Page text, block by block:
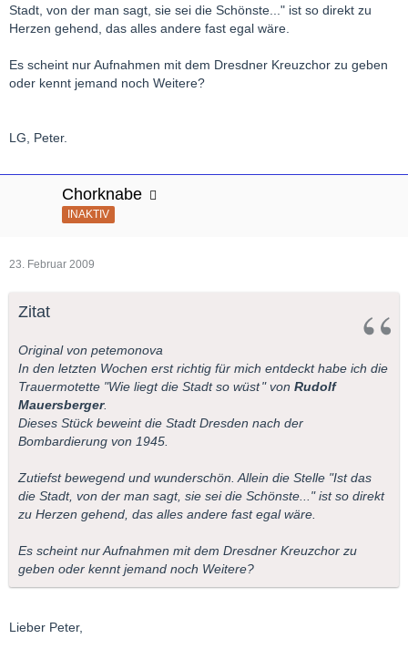
Stadt, von der man sagt, sie sei die Schönste..." ist so direkt zu
Herzen gehend, das alles andere fast egal wäre.
Es scheint nur Aufnahmen mit dem Dresdner Kreuzchor zu geben
oder kennt jemand noch Weitere?
LG, Peter.
Chorknabe
INAKTIV
23. Februar 2009
Zitat
Original von petemonova
In den letzten Wochen erst richtig für mich entdeckt habe ich die
Trauermotette "Wie liegt die Stadt so wüst" von Rudolf
Mauersberger.
Dieses Stück beweint die Stadt Dresden nach der
Bombardierung von 1945.
Zutiefst bewegend und wunderschön. Allein die Stelle "Ist das
die Stadt, von der man sagt, sie sei die Schönste..." ist so direkt
zu Herzen gehend, das alles andere fast egal wäre.
Es scheint nur Aufnahmen mit dem Dresdner Kreuzchor zu
geben oder kennt jemand noch Weitere?
Lieber Peter,